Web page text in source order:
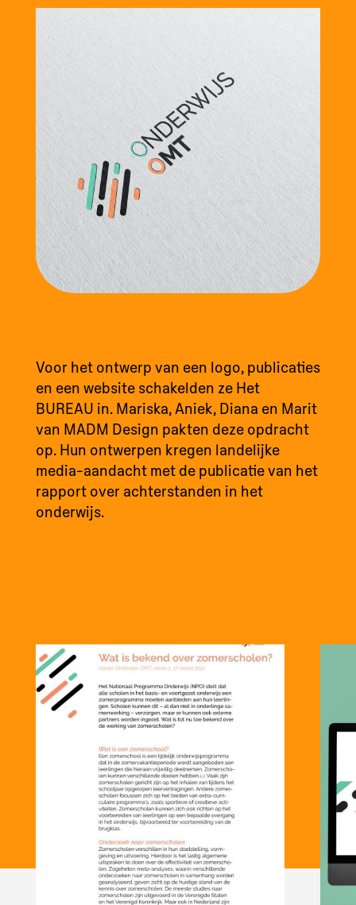
Voor het ontwerp van een logo, publicaties
en een website schakelden ze Het
BUREAU in. Mariska, Aniek, Diana en Marit
van MADM Design pakten deze opdracht
op. Hun ontwerpen kregen landelijke
media-aandacht met de publicatie van het
rapport over achterstanden in het
onderwijs.